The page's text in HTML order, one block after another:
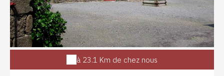
à 23.1 Km de chez nous